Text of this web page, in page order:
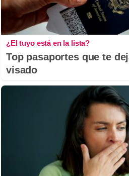
¿El tuyo está en la lista?
Top pasaportes que te
visado